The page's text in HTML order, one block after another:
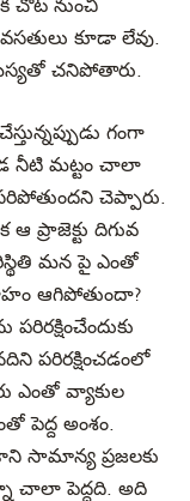
చోట నుంచి
కూడా లేవు.
చనిపోతారు.
గంగా
నీటి మట్టం చాలా
చెప్పారు.
ప్రాజెక్టు దిగువ
మన పై ఎంతో
ఆగిపోతుందా?
పరిరక్షించడంలో
ఎంతో వ్యాకుల
పెద్ద అంశం.
సామాన్య ప్రజలకు
చాలా పెద్దది. అది